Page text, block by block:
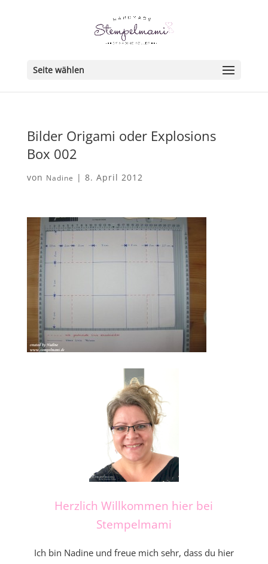
Seite wählen
Bilder Origami oder Explosions
Box 002
von Nadine | 8. April 2012
Herzlich Willkommen hier bei
Stempelmami
Ich bin Nadine und freue mich sehr, dass du hier